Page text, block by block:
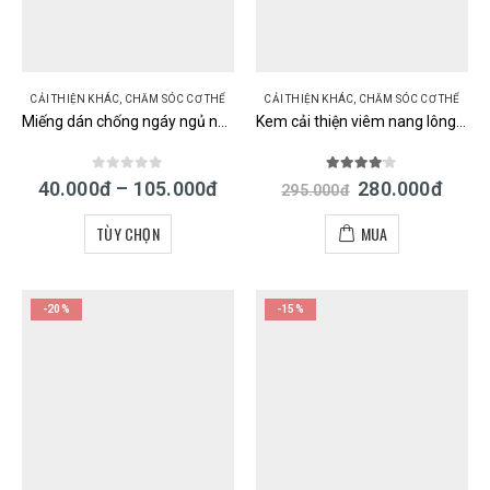
CẢI THIỆN KHÁC CHĂM SÓC CƠ THỂ
0 out of 5
40.000đ – 105.000đ
TÙY CHỌN
CẢI THIỆN KHÁC CHĂM SÓC CƠ THỂ
out of 5
295.000đ 280.000đ
MUA
-20% -15%